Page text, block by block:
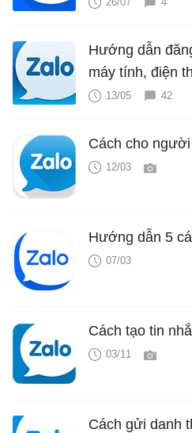
Hướng dẫn
máy tính, điện
13/05 42
Cách cho
12/03
Hướng dẫn 5
07/03
Cách tạo tin
03/11
Cách gửi danh